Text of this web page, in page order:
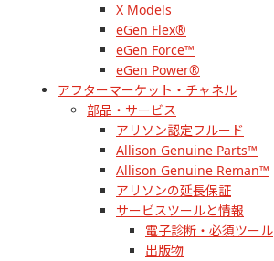
X Models
eGen Flex®
eGen Force™
eGen Power®
アフターマーケット・チャネル
部品・サービス
アリソン認定フルード
Allison Genuine Parts™
Allison Genuine Reman™
アリソンの延長保証
サービスツールと情報
電子診断・必須ツール
出版物